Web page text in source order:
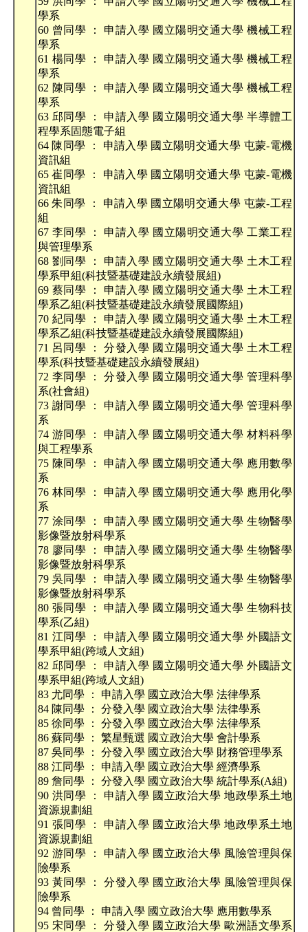
學系
60 曾同學 ： 申請入學 國立陽明交通大學 機械工程
學系
61 楊同學 ： 申請入學 國立陽明交通大學 機械工程
學系
62 陳同學 ： 申請入學 國立陽明交通大學 機械工程
學系
63 邱同學 ： 申請入學 國立陽明交通大學 半導體工
程學系固態電子組
64 陳同學 ： 申請入學 國立陽明交通大學 屯蒙-電機
資訊組
65 崔同學 ： 申請入學 國立陽明交通大學 屯蒙-電機
資訊組
66 朱同學 ： 申請入學 國立陽明交通大學 屯蒙-工程
組
67 李同學 ： 申請入學 國立陽明交通大學 工業工程
與管理學系
68 劉同學 ： 申請入學 國立陽明交通大學 土木工程
學系甲組(科技暨基礎建設永續發展組)
69 蔡同學 ： 申請入學 國立陽明交通大學 土木工程
學系乙組(科技暨基礎建設永續發展國際組)
70 紀同學 ： 申請入學 國立陽明交通大學 土木工程
學系乙組(科技暨基礎建設永續發展國際組)
71 呂同學 ： 分發入學 國立陽明交通大學 土木工程
學系(科技暨基礎建設永續發展組)
72 李同學 ： 分發入學 國立陽明交通大學 管理科學
系(社會組)
73 謝同學 ： 申請入學 國立陽明交通大學 管理科學
系
74 游同學 ： 申請入學 國立陽明交通大學 材料科學
與工程學系
75 陳同學 ： 申請入學 國立陽明交通大學 應用數學
系
76 林同學 ： 申請入學 國立陽明交通大學 應用化學
系
77 涂同學 ： 申請入學 國立陽明交通大學 生物醫學
影像暨放射科學系
78 廖同學 ： 申請入學 國立陽明交通大學 生物醫學
影像暨放射科學系
79 吳同學 ： 申請入學 國立陽明交通大學 生物醫學
影像暨放射科學系
80 張同學 ： 申請入學 國立陽明交通大學 生物科技
學系(乙組)
81 江同學 ： 申請入學 國立陽明交通大學 外國語文
學系甲組(跨域人文組)
82 邱同學 ： 申請入學 國立陽明交通大學 外國語文
學系甲組(跨域人文組)
83 尤同學 ： 申請入學 國立政治大學 法律學系
84 陳同學 ： 分發入學 國立政治大學 法律學系
85 徐同學 ： 分發入學 國立政治大學 法律學系
86 蘇同學 ： 繁星甄選 國立政治大學 會計學系
87 吳同學 ： 分發入學 國立政治大學 財務管理學系
88 江同學 ： 申請入學 國立政治大學 經濟學系
89 詹同學 ： 分發入學 國立政治大學 統計學系(A組)
90 洪同學 ： 申請入學 國立政治大學 地政學系土地
資源規劃組
91 張同學 ： 申請入學 國立政治大學 地政學系土地
資源規劃組
92 游同學 ： 申請入學 國立政治大學 風險管理與保
險學系
93 黃同學 ： 分發入學 國立政治大學 風險管理與保
險學系
94 曾同學 ： 申請入學 國立政治大學 應用數學系
95 宋同學 ： 分發入學 國立政治大學 歐洲語文學系